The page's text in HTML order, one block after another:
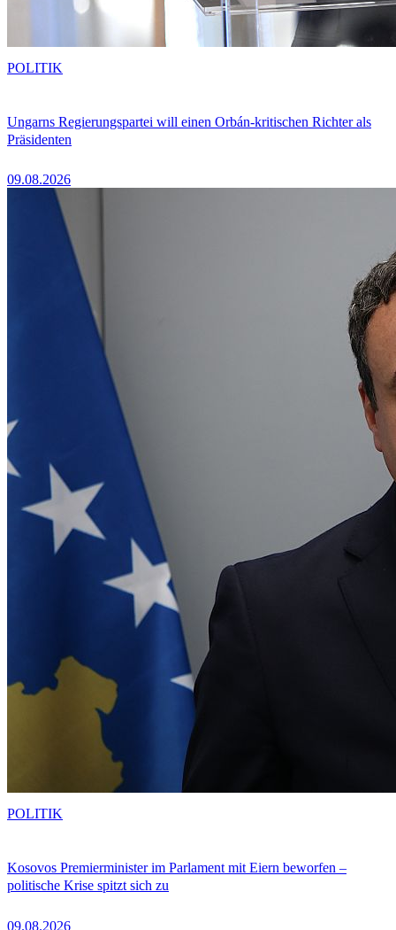
Ungarns Regierungspartei will einen Orbán-kritischen Richter als
Präsidenten
09.08.2026
POLITIK
Kosovos Premierminister im Parlament mit Eiern beworfen –
politische Krise spitzt sich zu
09.08.2026
POLITIK